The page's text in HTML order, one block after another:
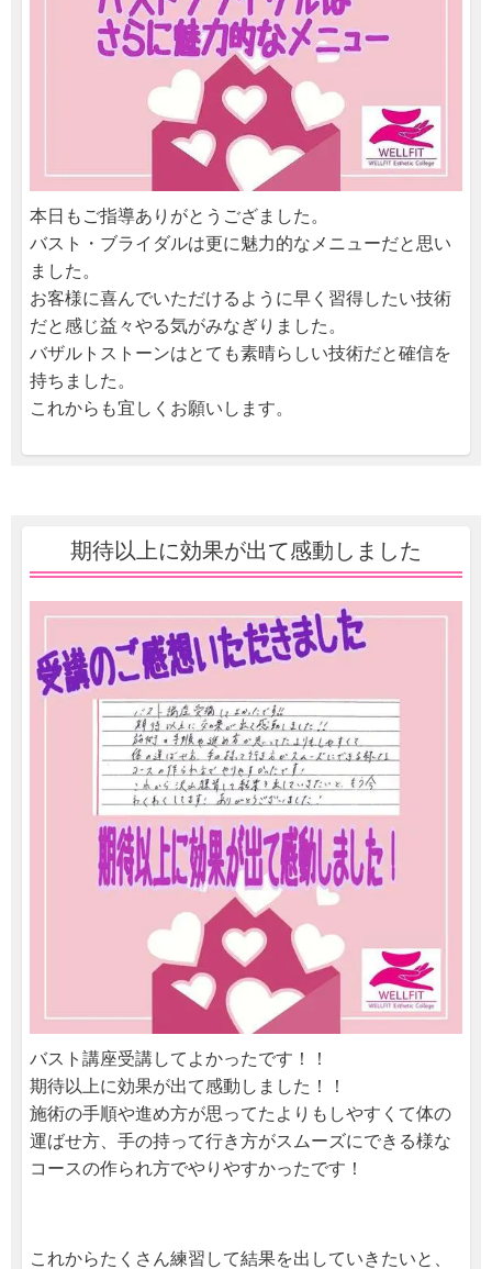
本日もご指導ありがとうござました。
バスト・ブライダルは更に魅力的なメニューだと思い
ました。
お客様に喜んでいただけるように早く習得したい技術
だと感じ益々やる気がみなぎりました。
バザルトストーンはとても素晴らしい技術だと確信を
持ちました。
これからも宜しくお願いします。
期待以上に効果が出て感動しました
バスト講座受講してよかったです！！
期待以上に効果が出て感動しました！！
施術の手順や進め方が思ってたよりもしやすくて体の
運ばせ方、手の持って行き方がスムーズにできる様な
コースの作られ方でやりやすかったです！
これからたくさん練習して結果を出していきたいと、